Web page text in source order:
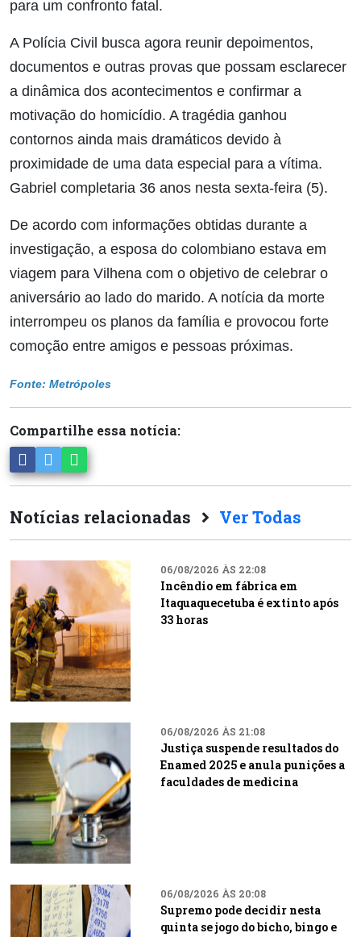
para um confronto fatal.
A Polícia Civil busca agora reunir depoimentos,
documentos e outras provas que possam esclarecer
a dinâmica dos acontecimentos e confirmar a
motivação do homicídio. A tragédia ganhou
contornos ainda mais dramáticos devido à
proximidade de uma data especial para a vítima.
Gabriel completaria 36 anos nesta sexta-feira (5).
De acordo com informações obtidas durante a
investigação, a esposa do colombiano estava em
viagem para Vilhena com o objetivo de celebrar o
aniversário ao lado do marido. A notícia da morte
interrompeu os planos da família e provocou forte
comoção entre amigos e pessoas próximas.
Fonte: Metrópoles
Compartilhe essa notícia:
Notícias relacionadas Ver Todas
06/08/2026 ÀS 22:08
Incêndio em fábrica em
Itaquaquecetuba é extinto após
33 horas
06/08/2026 ÀS 21:08
Justiça suspende resultados do
Enamed 2025 e anula punições a
faculdades de medicina
06/08/2026 ÀS 20:08
Supremo pode decidir nesta
quinta se jogo do bicho, bingo e